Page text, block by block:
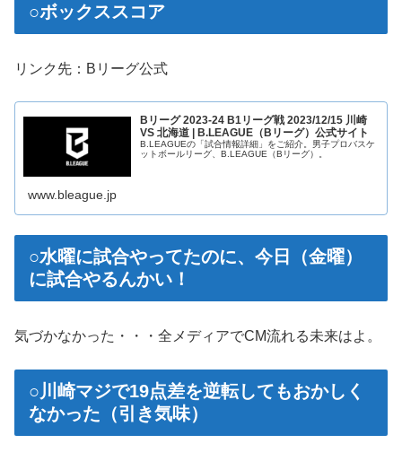
○ボックススコア
リンク先：Bリーグ公式
Bリーグ 2023-24 B1リーグ戦 2023/12/15 川崎
VS 北海道 | B.LEAGUE（Bリーグ）公式サイト
B.LEAGUEの「試合情報詳細」をご紹介。男子プロバスケ
ットボールリーグ、B.LEAGUE（Bリーグ）。
www.bleague.jp
○水曜に試合やってたのに、今日（金曜）
に試合やるんかい！
気づかなかった・・・全メディアでCM流れる未来はよ。
○川崎マジで19点差を逆転してもおかしく
なかった（引き気味）